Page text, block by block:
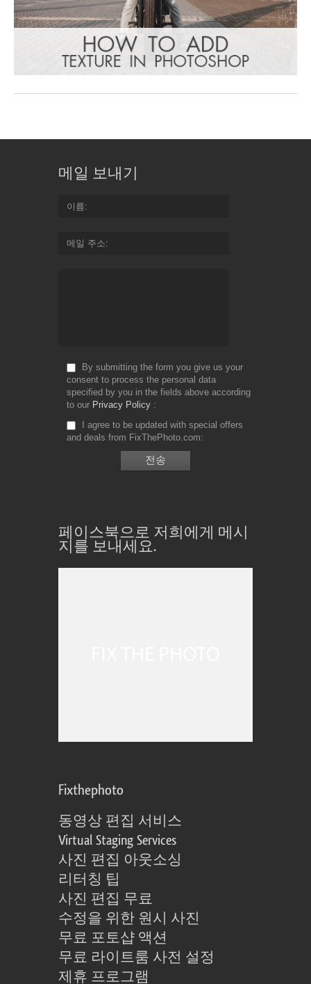
메일 보내기
이름
메일 주소
By submitting the form you give us your
consent to process the personal data
specified by you in the fields above according
to our Privacy Policy
I agree to be updated with special offers
and deals from FixThePhoto.com
페이스북으로 저희에게 메시
지를 보내세요.
Fixthephoto
동영상 편집 서비스
Virtual Staging Services
사진 편집 아웃소싱
리터칭 팁
사진 편집 무료
수정을 위한 원시 사진
무료 포토샵 액션
무료 라이트룸 사전 설정
제휴 프로그램